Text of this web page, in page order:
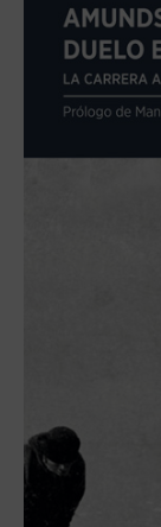
Antártida
cantidad